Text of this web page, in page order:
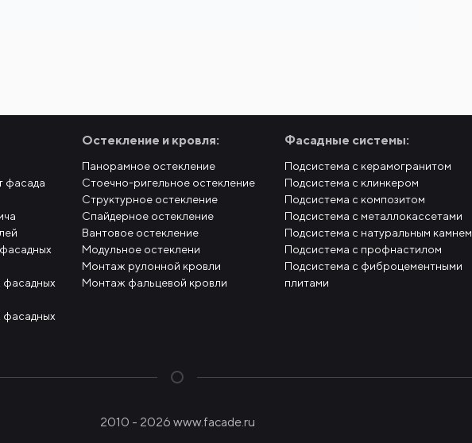
фасада
Остекление и кровля:
Панорамное остекление
Стоечно-ригельное остекление
Структурное остекление
Спайдерное остекление
Вантовое остекление
Модульное остеклени
Монтаж рулонной кровли
Монтаж фальцевой кровли
Фасадные системы:
Подсистема с керамогранитом
Подсистема с клинкером
Подсистема с композитом
Подсистема с металлокассетами
Подсистема с натуральным камнем
Подсистема с профнастилом
Подсистема с фиброцементными
плитами
2010 - 2026 www.facade.ru